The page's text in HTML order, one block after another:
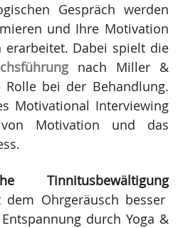
Gespräch werden
und Ihre Motivation
Dabei spielt die
nach Miller &
Rolle bei der Behandlung.
Motivational Interviewing
Motivation und das
Tinnitusbewältigung
Ohrgeräusch besser
durch Yoga &